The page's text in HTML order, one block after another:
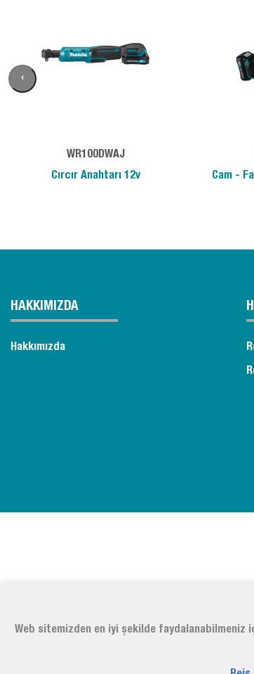
WR100DWAJ
Cırcır Anahtarı 12v
Cam -
‹
HAKKIMIZDA
Hakkımızda
Web sitemizden en iyi şekilde faydalanabilmeniz